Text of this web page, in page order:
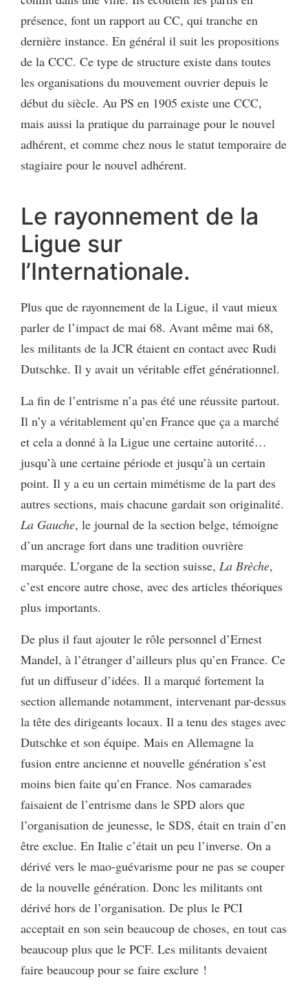
présence, font un rapport au CC, qui tranche en
dernière instance. En général il suit les propositions
de la CCC. Ce type de structure existe dans toutes
les organisations du mouvement ouvrier depuis le
début du siècle. Au PS en 1905 existe une CCC,
mais aussi la pratique du parrainage pour le nouvel
adhérent, et comme chez nous le statut temporaire de
stagiaire pour le nouvel adhérent.
Le rayonnement de la
Ligue sur
l’Internationale.
Plus que de rayonnement de la Ligue, il vaut mieux
parler de l’impact de mai 68. Avant même mai 68,
les militants de la JCR étaient en contact avec Rudi
Dutschke. Il y avait un véritable effet générationnel.
La fin de l’entrisme n’a pas été une réussite partout.
Il n’y a véritablement qu’en France que ça a marché
et cela a donné à la Ligue une certaine autorité…
jusqu’à une certaine période et jusqu’à un certain
point. Il y a eu un certain mimétisme de la part des
autres sections, mais chacune gardait son originalité.
La Gauche, le journal de la section belge, témoigne
d’un ancrage fort dans une tradition ouvrière
marquée. L’organe de la section suisse, La Brèche,
c’est encore autre chose, avec des articles théoriques
plus importants.
De plus il faut ajouter le rôle personnel d’Ernest
Mandel, à l’étranger d’ailleurs plus qu’en France. Ce
fut un diffuseur d’idées. Il a marqué fortement la
section allemande notamment, intervenant par-dessus
la tête des dirigeants locaux. Il a tenu des stages avec
Dutschke et son équipe. Mais en Allemagne la
fusion entre ancienne et nouvelle génération s’est
moins bien faite qu’en France. Nos camarades
faisaient de l’entrisme dans le SPD alors que
l’organisation de jeunesse, le SDS, était en train d’en
être exclue. En Italie c’était un peu l’inverse. On a
dérivé vers le mao-guévarisme pour ne pas se couper
de la nouvelle génération. Donc les militants ont
dérivé hors de l’organisation. De plus le PCI
acceptait en son sein beaucoup de choses, en tout cas
beaucoup plus que le PCF. Les militants devaient
faire beaucoup pour se faire exclure !